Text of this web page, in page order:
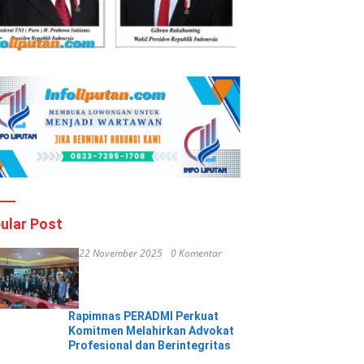
Post
22 November 2025 0 Komentar
Rapimnas PERADMI Perkuat
Komitmen Melahirkan Advokat
Profesional dan Berintegritas